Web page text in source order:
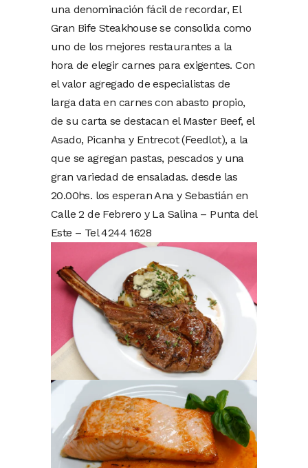
una denominación fácil de recordar, El
Gran Bife Steakhouse se consolida como
uno de los mejores restaurantes a la
hora de elegir carnes para exigentes. Con
el valor agregado de especialistas de
larga data en carnes con abasto propio,
de su carta se destacan el Master Beef, el
Asado, Picanha y Entrecot (Feedlot), a la
que se agregan pastas, pescados y una
gran variedad de ensaladas. desde las
20.00hs. los esperan Ana y Sebastián en
Calle 2 de Febrero y La Salina – Punta del
Este – Tel 4244 1628